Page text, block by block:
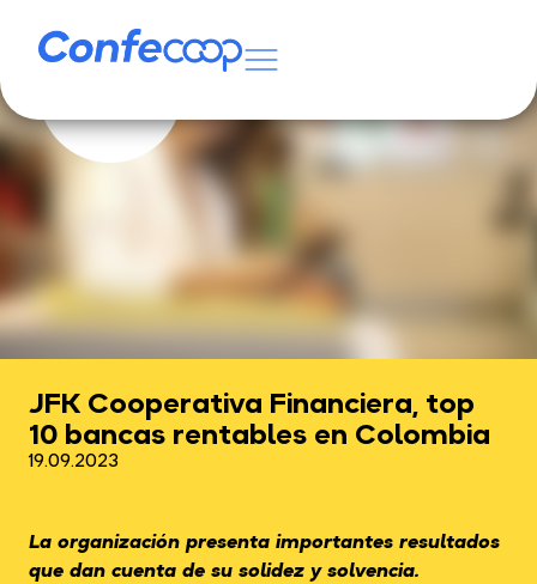
JFK Cooperativa Financiera, top
10 bancas rentables en Colombia
19.09.2023
La organización presenta importantes resultados
que dan cuenta de su solidez y solvencia.